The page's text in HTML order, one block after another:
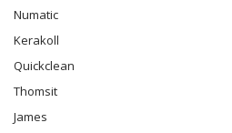
Numatic
Kerakoll
Quickclean
Thomsit
James